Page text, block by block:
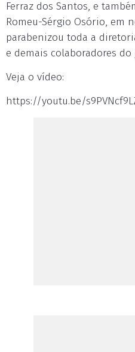
Ferraz dos Santos, e
Romeu-Sérgio Osório, em
parabenizou toda a
e demais colaboradores
Veja o vídeo:
https://youtu.be/